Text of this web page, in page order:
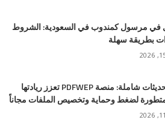
في مرسول كمندوب في السعودية: الشروط
بطريقة سهلة
إطلاق تحديثات شاملة: منصة PDFWEP تعزز ريادتها
لضغط وحماية وتخصيص الملفات مجاناً